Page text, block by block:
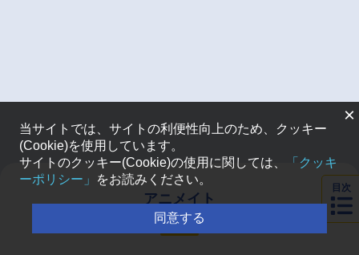
アニメイト
通販ランキング
目次
×
当サイトでは、サイトの利便性向上のため、クッキー
(Cookie)を使用しています。
サイトのクッキー(Cookie)の使用に関しては、
「クッキ
ーポリシー」
をお読みください。
同意する